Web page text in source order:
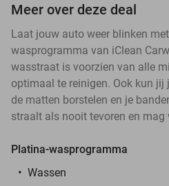
Meer over deze deal
Laat jouw auto weer blinken
wasprogramma van iClean
wasstraat is voorzien van alle
optimaal te reinigen. Ook kun
de matten borstelen en je
straalt als nooit tevoren en mag
Platina-wasprogramma
Wassen